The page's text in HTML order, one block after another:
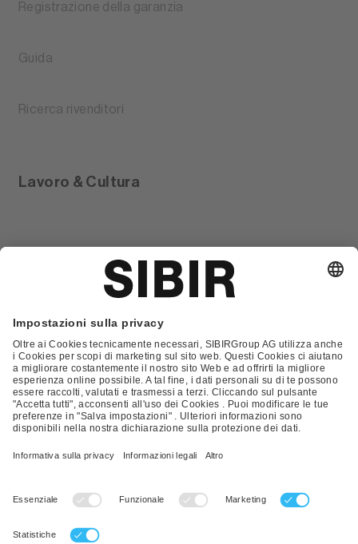
Registrazione della garanzia
Guida
Ricerca rivenditori
Lavoro & Cultura
Contatto
FAQ
Condizioni Generali di Contratto